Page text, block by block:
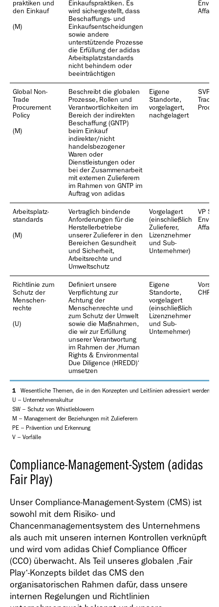
praktiken und
den Einkauf
(M)
Einkaufspraktiken. Es
wird sichergestellt, dass
Beschaffungs- und
Einkaufsentscheidungen
sowie andere
unterstützende Prozesse
die Erfüllung der adidas
Arbeitsplatzstandards
nicht behindern oder
beeinträchtigen
Affairs
Global Non-
Trade
Procurement
Policy
(M)
Beschreibt die globalen
Prozesse, Rollen und
Verantwortlichkeiten im
Bereich der indirekten
Beschaffung (GNTP)
beim Einkauf
indirekter/nicht
handelsbezogener
Waren oder
Dienstleistungen oder
bei der Zusammenarbeit
mit externen Zulieferern
im Rahmen von GNTP im
Auftrag von adidas
Eigene
Standorte,
vorgelagert,
nachgelagert
SVP
Trade
Arbeitsplatz­
standards
(M)
Vertraglich bindende
Anforderungen für die
Herstellerbetriebe
unserer Zulieferer in den
Bereichen Gesundheit
und Sicherheit,
Arbeitsrechte und
Umweltschutz
Vorgelagert
(einschließlich
Zulieferer,
Lizenznehmer
und Sub-
Unternehmer)
VP
Affairs
Richtlinie zum
Schutz der
Menschen­
rechte
(U)
Definiert unsere
Verpflichtung zur
Achtung der
Menschenrechte und
zum Schutz der Umwelt
sowie die Maßnahmen,
die wir zur Erfüllung
unserer Verantwortung
im Rahmen der ‚Human
Rights & Environmental
Due Diligence (HREDD)‘
umsetzen
Eigene
Standorte,
vorgelagert
(einschließlich
Lizenznehmer
und Sub-
Unternehmer)
CHRO
1
Wesentliche Themen, die in den Konzepten und Leitlinien adressiert werden,
U – Unternehmenskultur
SW – Schutz von Whistleblowern
M – Management der Beziehungen mit Zulieferern
PE – Prävention und Erkennung
V – Vorfälle
Compliance-Management-System (adidas
Fair Play)
Unser Compliance-Management-System (CMS) ist
sowohl mit dem Risiko- und
Chancenmanagementsystem des Unternehmens
als auch mit unseren internen Kontrollen verknüpft
und wird vom adidas Chief Compliance Officer
(CCO) überwacht. Als Teil unseres globalen ‚Fair
Play‘-Konzepts bildet das CMS den
organisatorischen Rahmen dafür, dass unsere
internen Regelungen und Richtlinien